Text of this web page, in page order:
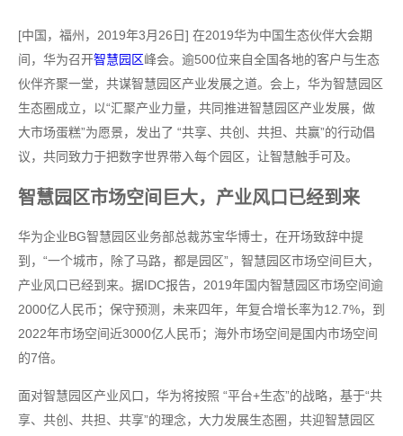
[中国，福州，2019年3月26日] 在2019华为中国生态伙伴大会期
间，华为召开智慧园区峰会。逾500位来自全国各地的客户与生态
伙伴齐聚一堂，共谋智慧园区产业发展之道。会上，华为智慧园区
生态圈成立，以“汇聚产业力量，共同推进智慧园区产业发展，做
大市场蛋糕”为愿景，发出了 “共享、共创、共担、共赢”的行动倡
议，共同致力于把数字世界带入每个园区，让智慧触手可及。
智慧园区市场空间巨大，产业风口已经到来
华为企业BG智慧园区业务部总裁苏宝华博士，在开场致辞中提
到，“一个城市，除了马路，都是园区”，智慧园区市场空间巨大，
产业风口已经到来。据IDC报告，2019年国内智慧园区市场空间逾
2000亿人民币；保守预测，未来四年，年复合增长率为12.7%，到
2022年市场空间近3000亿人民币；海外市场空间是国内市场空间
的7倍。
面对智慧园区产业风口，华为将按照 “平台+生态”的战略，基于“共
享、共创、共担、共享”的理念，大力发展生态圈，共迎智慧园区